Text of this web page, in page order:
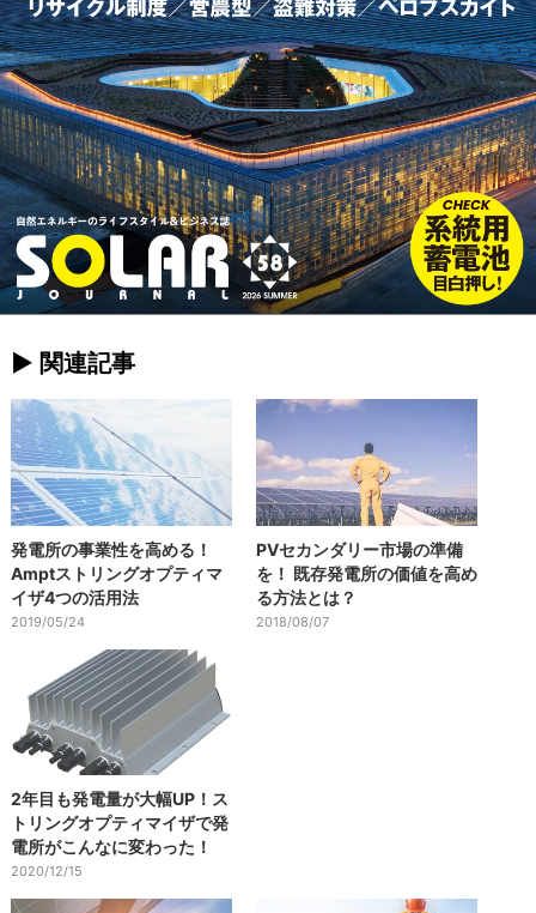
► 関連記事
発電所の事業性を高める！
Amptストリングオプティマ
イザ4つの活用法
2019/05/24
PVセカンダリー市場の準備
を！ 既存発電所の価値を高め
る方法とは？
2018/08/07
2年目も発電量が大幅UP！ス
トリングオプティマイザで発
電所がこんなに変わった！
2020/12/15